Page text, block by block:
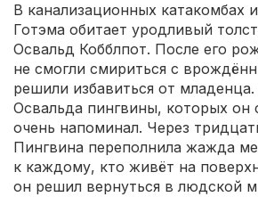
В канализационных катакомбах
Готэма обитает уродливый
Освальд Кобблпот. После его
не смогли смириться с
решили избавиться от
Освальда пингвины, которых он
очень напоминал. Через
Пингвина переполнила жажда
к каждому, кто живёт на
он решил вернуться в людской